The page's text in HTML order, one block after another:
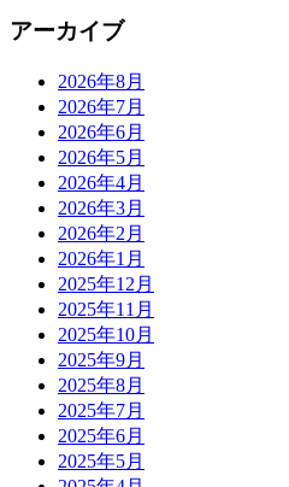
アーカイブ
2026年8月
2026年7月
2026年6月
2026年5月
2026年4月
2026年3月
2026年2月
2026年1月
2025年12月
2025年11月
2025年10月
2025年9月
2025年8月
2025年7月
2025年6月
2025年5月